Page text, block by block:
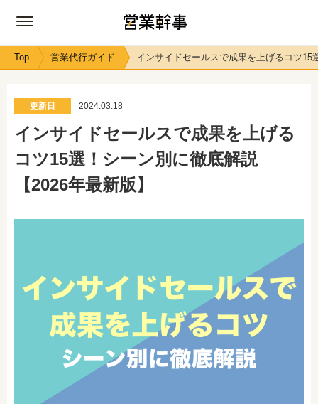
Top 営業代行ガイド インサイドセールスで成果を上げるコツ
更新日 2024.03.18
インサイドセールスで成果を上げる
コツ15選！シーン別に徹底解説
【2026年最新版】